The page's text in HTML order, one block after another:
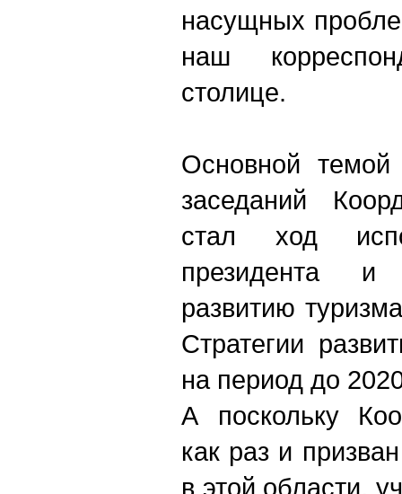
насущных
наш
столице.
Основной
заседаний
стал ход
президента и
развитию
Стратегии
на период до
А поскольку
как раз и
в этой области,